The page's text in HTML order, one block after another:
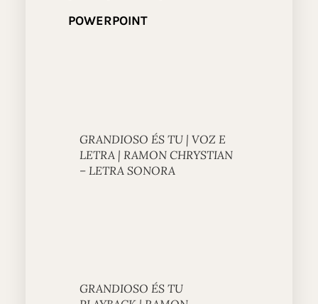
POWERPOINT
GRANDIOSO ÉS TU | VOZ E
LETRA | RAMON CHRYSTIAN
– LETRA SONORA
GRANDIOSO ÉS TU